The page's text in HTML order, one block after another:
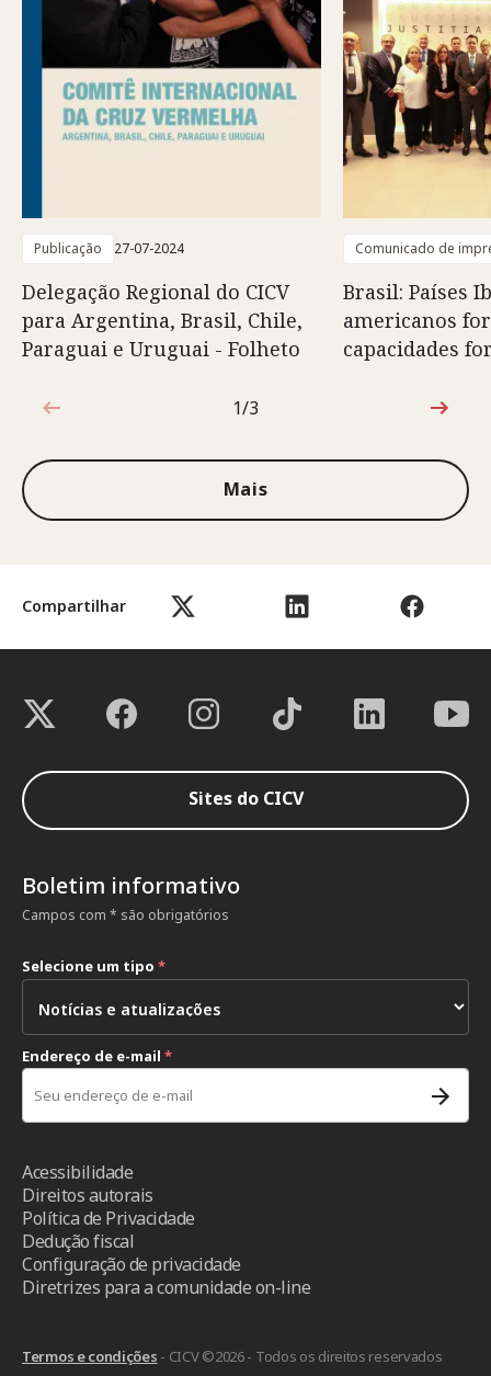
Compartilhar
Publicação 27-07-2024
Delegação Regional do CICV
para Argentina, Brasil, Chile,
Paraguai e Uruguai - Folheto
Comunicado de
Brasil: Países
americanos
capacidades
1 de 3
1/3
Mais
Sites do CICV
Boletim informativo
Campos com * são obrigatórios
Selecione um tipo *
Endereço de e-mail *
Acessibilidade
Direitos autorais
Política de Privacidade
Dedução fiscal
Configuração de privacidade
Diretrizes para a comunidade on-line
Termos e condições - CICV ©2026 - Todos os direitos reservados